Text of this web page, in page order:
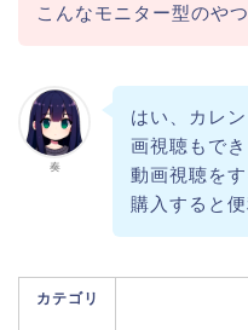
こんなモニター型のや
奏
はい、カレ
画視聴もで
動画視聴を
購入すると
カテゴリ